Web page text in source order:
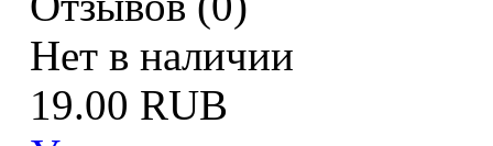
Нет в наличии
19.00 RUB